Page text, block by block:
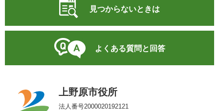
見つからないときは
よくある質問と回答
上野原市役所
法人番号2000020192121